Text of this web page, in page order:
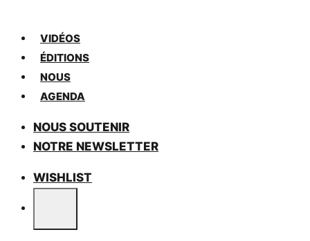
VIDÉOS
ÉDITIONS
NOUS
AGENDA
NOUS SOUTENIR
NOTRE NEWSLETTER
WISHLIST